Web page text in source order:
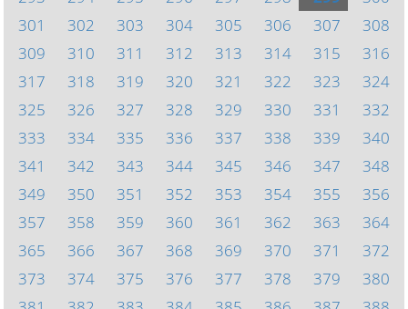
301
302 303 304 305 306 307
308
309
310 311 312 313 314 315
316
317
318 319 320 321 322 323
324
325
326 327 328 329 330 331
332
333
334 335 336 337 338 339
340
341
342 343 344 345 346 347
348
349
350 351 352 353 354 355
356
357
358 359 360 361 362 363
364
365
366 367 368 369 370 371
372
373
374 375 376 377 378 379
380